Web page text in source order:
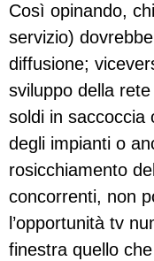
Così opinando,
servizio)
diffusione;
sviluppo della
soldi in saccoccia
degli impianti o
rosicchiamento
concorrenti, non
l’opportunità tv
finestra quello